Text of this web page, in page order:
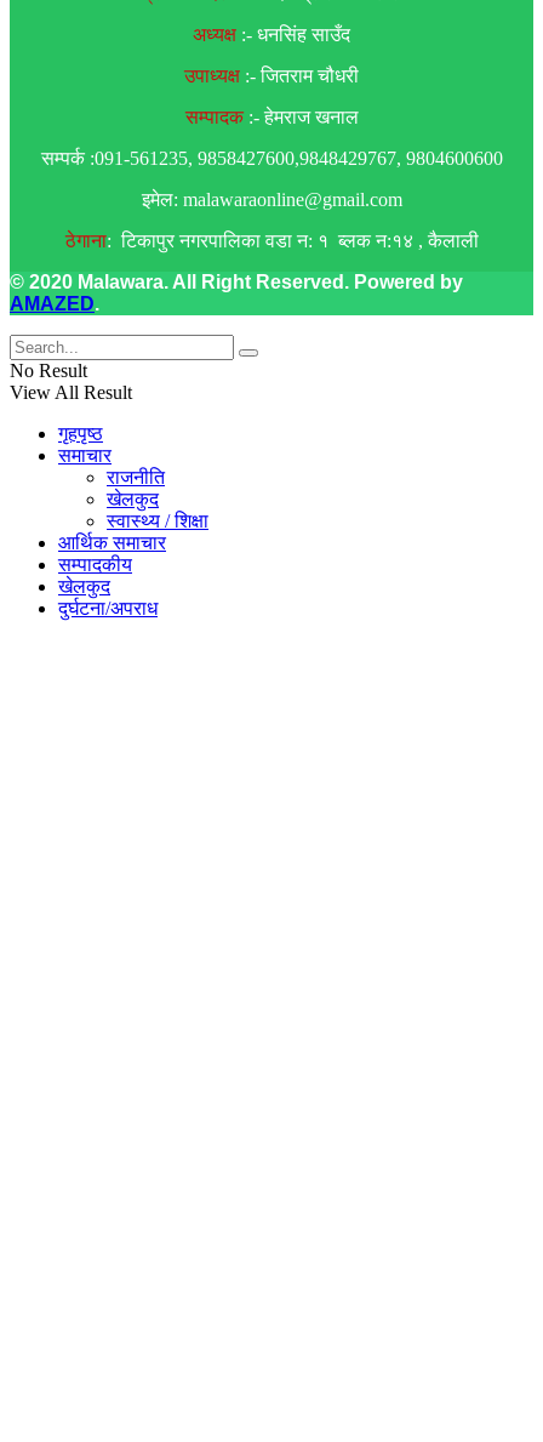
अध्यक्ष :- धनसिंह साउँद
उपाध्यक्ष :- जितराम चौधरी
सम्पादक:- हेमराज खनाल
सम्पर्क :091-561235, 9858427600,9848429767, 9804600600
इमेल: malawaraonline@gmail.com
ठेगाना: टिकापुर नगरपालिका वडा न: १ ब्लक न:१४ , कैलाली
© 2020 Malawara. All Right Reserved. Powered by
AMAZED.
No Result
View All Result
गृहपृष्ठ
समाचार
राजनीति
खेलकुद
स्वास्थ्य / शिक्षा
आर्थिक समाचार
सम्पादकीय
खेलकुद
दुर्घटना/अपराध